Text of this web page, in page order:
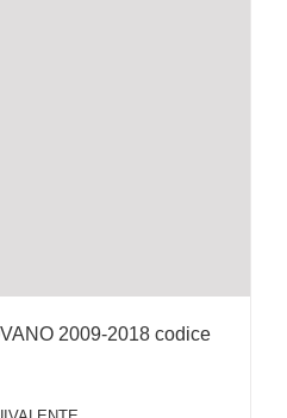
2009-2018 codice